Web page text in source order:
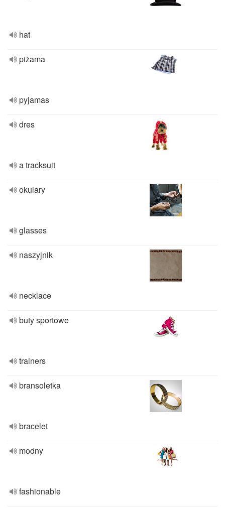
hat
piżama
pyjamas
dres
a tracksuit
okulary
glasses
naszyjnik
necklace
buty sportowe
trainers
bransoletka
bracelet
modny
fashionable